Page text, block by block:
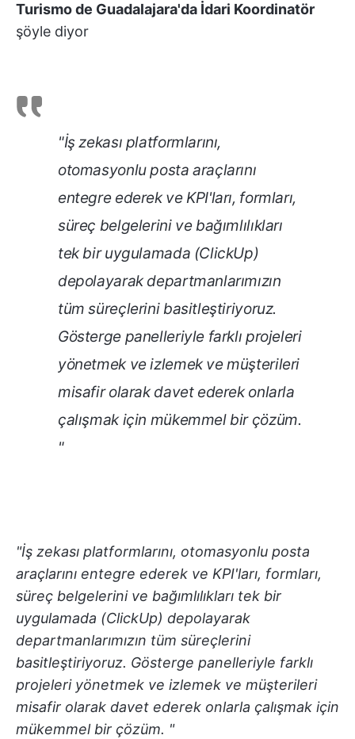
Turismo de Guadalajara'da İdari Koordinatör
şöyle diyor
"İş zekası platformlarını,
otomasyonlu posta araçlarını
entegre ederek ve KPI'ları, formları,
süreç belgelerini ve bağımlılıkları
tek bir uygulamada (ClickUp)
depolayarak departmanlarımızın
tüm süreçlerini basitleştiriyoruz.
Gösterge panelleriyle farklı projeleri
yönetmek ve izlemek ve müşterileri
misafir olarak davet ederek onlarla
çalışmak için mükemmel bir çözüm.
"
"İş zekası platformlarını, otomasyonlu posta
araçlarını entegre ederek ve KPI'ları, formları,
süreç belgelerini ve bağımlılıkları tek bir
uygulamada (ClickUp) depolayarak
departmanlarımızın tüm süreçlerini
basitleştiriyoruz. Gösterge panelleriyle farklı
projeleri yönetmek ve izlemek ve müşterileri
misafir olarak davet ederek onlarla çalışmak için
mükemmel bir çözüm. "